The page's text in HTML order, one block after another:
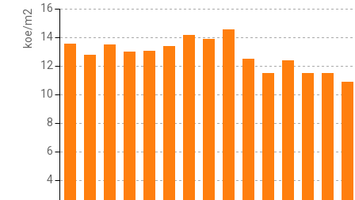
koe/m2
4
6
8
10
12
14
16